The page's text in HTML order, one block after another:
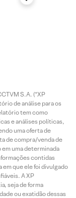
S.A. (“XP
de análise para os
tem como
e análises políticas,
uma oferta de
de compra/venda de
uma determinada
contidas
que ele foi divulgado
A XP
seja de forma
ou exatidão dessas